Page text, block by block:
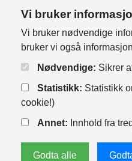
Vi bruker
Vi bruker nødvendige
bruker vi også
Nødvendige: Sikrer
Statistikk: Statistikk
cookie!)
Annet: Innhold fra
Godta alle